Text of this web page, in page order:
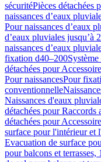
sécuritéPièces détachées
naissances d’eaux
Pour naissances d’eaux
d’eaux pluviales jusqu’à
naissances d’eaux
fixation d40–200
détachées pour
Pour naissancesPour
conventionnelle
Naissances d'eaux
détachées pour Raccords
détachées pour
surface pour l'intérieur et
Evacuation de surface
pour balcons et terrasses,